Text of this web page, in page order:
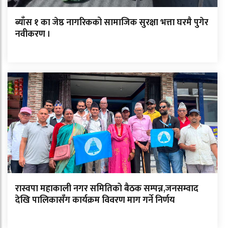
ब्याँस १ का जेष्ठ नागरिकको सामाजिक सुरक्षा भत्ता घरमै पुगेर
नवीकरण ।
रास्वपा महाकाली नगर समितिको बैठक सम्पन्न,जनसम्वाद
देखि पालिकासँग कार्यक्रम विवरण माग गर्ने निर्णय